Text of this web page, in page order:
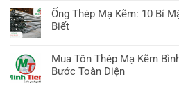
Chọn,
Báo
Xu
hướng
hôm
nay:
Hướng
A-
Z,
Ống
thép
TP
Hồ
Chí
có
bình
Ống
thép
Ống Thép Mạ Kẽm: 10 Bí
Biết
có
bình
Mua Tôn Thép Mạ Kẽm
Bước Toàn Diện